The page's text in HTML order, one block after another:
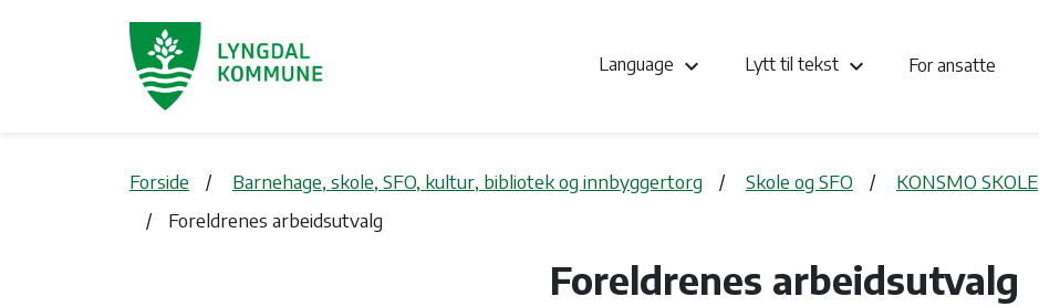
Language keyboard_arrow_down Lytt til tekst keyboard_arrow_down For ansatte
Forside Barnehage, skole, SFO, kultur, bibliotek og innbyggertorg Skole og SFO KONSMO SKOLE
Foreldrenes arbeidsutvalg
Foreldrenes arbeidsutvalg